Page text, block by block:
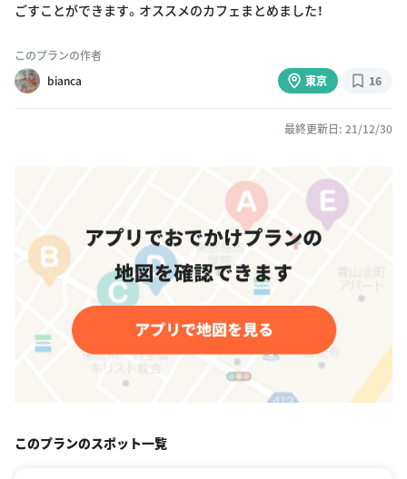
ごすことができます。オススメのカフェまとめました！
このプランの作者
bianca
東京 16
最終更新日: 21/12/30
このプランのスポット一覧